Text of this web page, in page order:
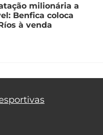
milionária a
Benfica coloca
à venda